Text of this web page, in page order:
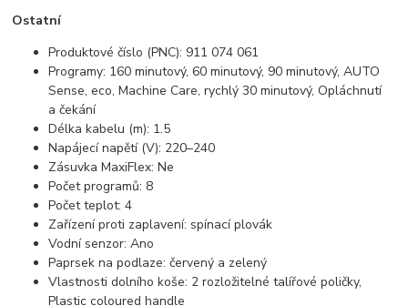
Ostatní
Produktové číslo (PNC): 911 074 061
Programy: 160 minutový, 60 minutový, 90 minutový, AUTO
Sense, eco, Machine Care, rychlý 30 minutový, Opláchnutí
a čekání
Délka kabelu (m): 1.5
Napájecí napětí (V): 220–240
Zásuvka MaxiFlex: Ne
Počet programů: 8
Počet teplot: 4
Zařízení proti zaplavení: spínací plovák
Vodní senzor: Ano
Paprsek na podlaze: červený a zelený
Vlastnosti dolního koše: 2 rozložitelné talířové poličky,
Plastic coloured handle